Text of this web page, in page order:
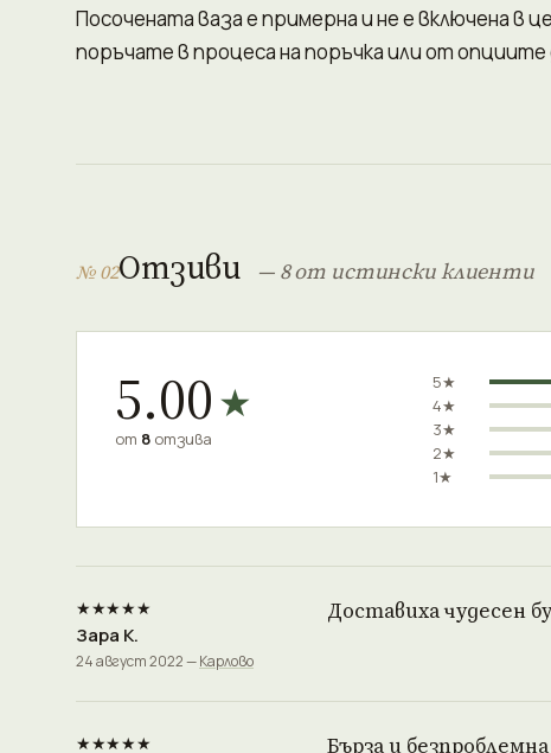
Посочената ваза е примерна и не е включена в
поръчате в процеса на поръчка или от
№ 02Отзиви — 8 от истински клиенти
5.00★
от 8 отзива
5★
4★
3★
2★
1★
★★★★★
Зара К.
24 август 2022 —Карлово
Доставиха чудесен
★★★★★
Бърза и